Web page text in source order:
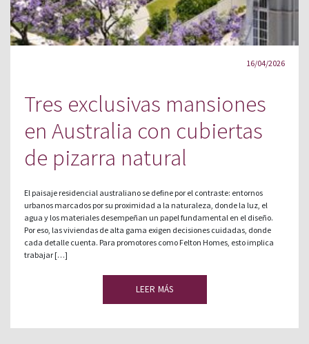
16/04/2026
Tres exclusivas mansiones
en Australia con cubiertas
de pizarra natural
El paisaje residencial australiano se define por el contraste: entornos
urbanos marcados por su proximidad a la naturaleza, donde la luz, el
agua y los materiales desempeñan un papel fundamental en el diseño.
Por eso, las viviendas de alta gama exigen decisiones cuidadas, donde
cada detalle cuenta. Para promotores como Felton Homes, esto implica
trabajar […]
LEER MÁS